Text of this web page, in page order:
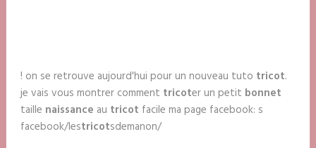
! on se retrouve aujourd'hui pour un nouveau tuto tricot.
je vais vous montrer comment tricoter un petit bonnet
taille naissance au tricot facile ma page facebook: s
facebook/lestricotsdemanon/